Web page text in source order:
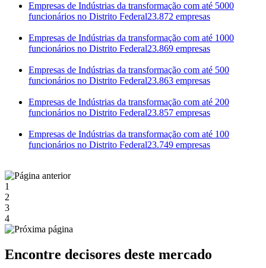
Empresas de Indústrias da transformação com até 5000
funcionários no Distrito Federal23.872 empresas
Empresas de Indústrias da transformação com até 1000
funcionários no Distrito Federal23.869 empresas
Empresas de Indústrias da transformação com até 500
funcionários no Distrito Federal23.863 empresas
Empresas de Indústrias da transformação com até 200
funcionários no Distrito Federal23.857 empresas
Empresas de Indústrias da transformação com até 100
funcionários no Distrito Federal23.749 empresas
1
2
3
4
Encontre decisores deste mercado